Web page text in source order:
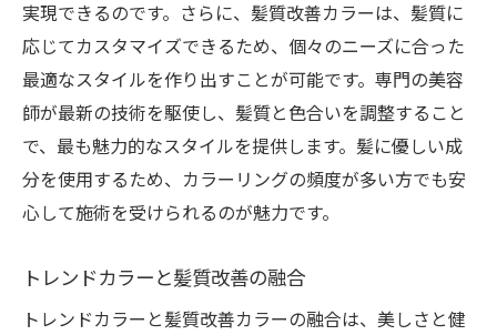
実現できるのです。さらに、髪質改善カラーは、髪質に
応じてカスタマイズできるため、個々のニーズに合った
最適なスタイルを作り出すことが可能です。専門の美容
師が最新の技術を駆使し、髪質と色合いを調整すること
で、最も魅力的なスタイルを提供します。髪に優しい成
分を使用するため、カラーリングの頻度が多い方でも安
心して施術を受けられるのが魅力です。
トレンドカラーと髪質改善の融合
トレンドカラーと髪質改善カラーの融合は、美しさと健